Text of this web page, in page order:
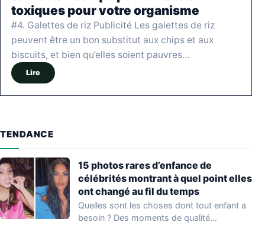
toxiques pour votre organisme
#4. Galettes de riz Publicité Les galettes de riz
peuvent être un bon substitut aux chips et aux
biscuits, et bien qu’elles soient pauvres…
Lire
TENDANCE
15 photos rares d’enfance de
célébrités montrant à quel point elles
ont changé au fil du temps
Quelles sont les choses dont tout enfant a
besoin ? Des moments de qualité…